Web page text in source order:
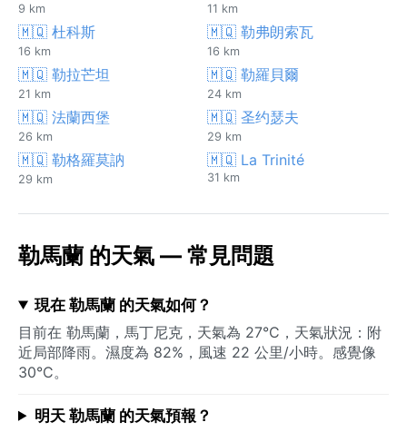
9 km 11 km
🇲🇶 杜科斯
16 km
🇲🇶 勒弗朗索瓦
16 km
🇲🇶 勒拉芒坦
21 km
🇲🇶 勒羅貝爾
24 km
🇲🇶 法蘭西堡
26 km
🇲🇶 圣约瑟夫
29 km
🇲🇶 勒格羅莫訥
29 km
🇲🇶 La Trinité
31 km
勒馬蘭 的天氣 — 常見問題
現在 勒馬蘭 的天氣如何？
目前在 勒馬蘭，馬丁尼克，天氣為 27°C，天氣狀況：附
近局部降雨。濕度為 82%，風速 22 公里/小時。感覺像
30°C。
明天 勒馬蘭 的天氣預報？